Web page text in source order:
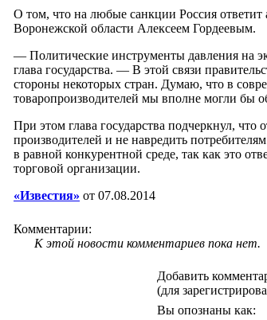
О том, что на любые санкции Россия ответит
Воронежской области Алексеем Гордеевым.
— Политические инструменты давления на
глава государства. — В этой связи
стороны некоторых стран. Думаю, что в
товаропроизводителей мы вполне могли бы
При этом глава государства подчеркнул,
производителей и не навредить
в равной конкурентной среде, так как это
торговой организации.
«Известия» от 07.08.2014
Комментарии:
К этой новости комментариев пока нет.
Добавить
(для
Вы опознаны как: